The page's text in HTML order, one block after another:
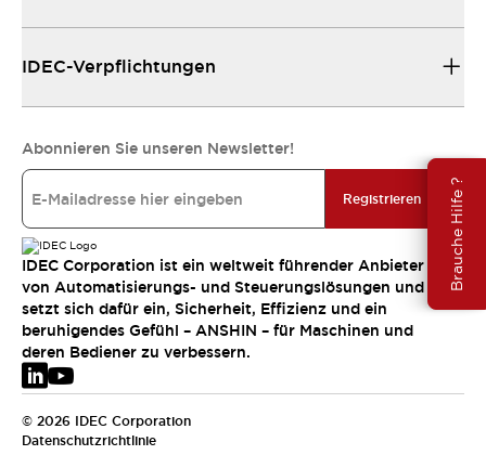
Brauche Hilfe ?
IDEC-Verpflichtungen
Abonnieren Sie unseren Newsletter!
Registrieren
IDEC Corporation ist ein weltweit führender Anbieter
von Automatisierungs- und Steuerungslösungen und
setzt sich dafür ein, Sicherheit, Effizienz und ein
beruhigendes Gefühl – ANSHIN – für Maschinen und
deren Bediener zu verbessern.
© 2026 IDEC Corporation
Datenschutzrichtlinie